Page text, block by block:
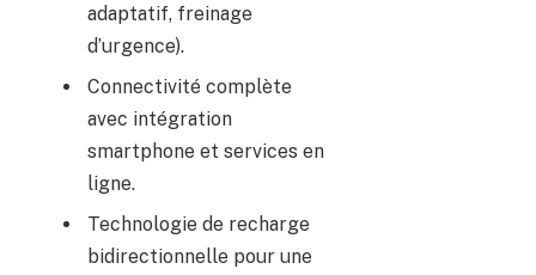
adaptatif, freinage
d’urgence).
Connectivité complète
avec intégration
smartphone et services en
ligne.
Technologie de recharge
bidirectionnelle pour une